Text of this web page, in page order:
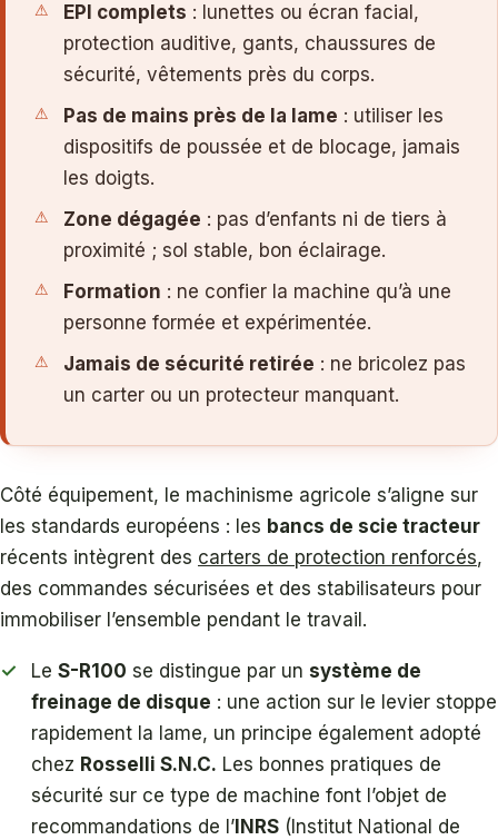
EPI complets : lunettes ou écran facial,
protection auditive, gants, chaussures de
sécurité, vêtements près du corps.
Pas de mains près de la lame : utiliser les
dispositifs de poussée et de blocage, jamais
les doigts.
Zone dégagée : pas d’enfants ni de tiers à
proximité ; sol stable, bon éclairage.
Formation : ne confier la machine qu’à une
personne formée et expérimentée.
Jamais de sécurité retirée : ne bricolez pas
un carter ou un protecteur manquant.
Côté équipement, le machinisme agricole s’aligne sur
les standards européens : les bancs de scie tracteur
récents intègrent des carters de protection renforcés,
des commandes sécurisées et des stabilisateurs pour
immobiliser l’ensemble pendant le travail.
Le S-R100 se distingue par un système de
freinage de disque : une action sur le levier stoppe
rapidement la lame, un principe également adopté
chez Rosselli S.N.C. Les bonnes pratiques de
sécurité sur ce type de machine font l’objet de
recommandations de l’ INRS (Institut National de